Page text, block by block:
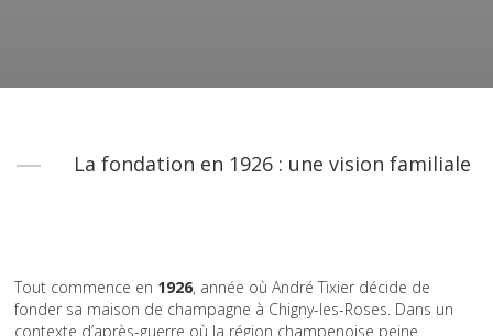
La fondation en 1926 : une vision familiale
Tout commence en 1926, année où André Tixier décide de
fonder sa maison de champagne à Chigny-les-Roses. Dans un
contexte d’après-guerre où la région champenoise peine